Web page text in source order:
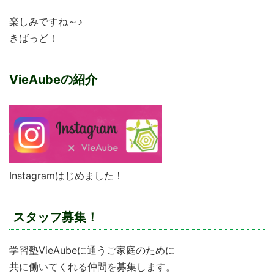
楽しみですね～♪
きばっど！
VieAubeの紹介
Instagramはじめました！
スタッフ募集！
学習塾VieAubeに通うご家庭のために
共に働いてくれる仲間を募集します。